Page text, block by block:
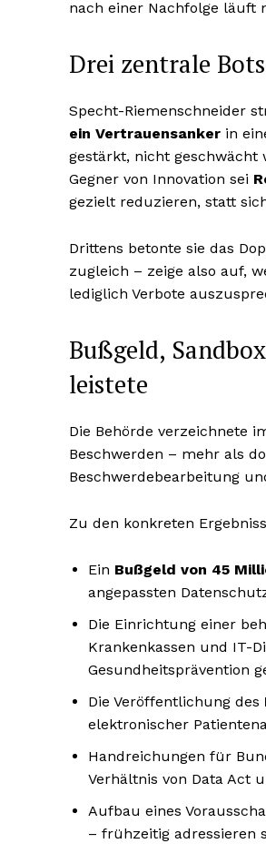
nach einer Nachfolge läuft
Drei zentrale
Specht-Riemenschneider
ein Vertrauensanker in
gestärkt, nicht geschwächt
Gegner von Innovation sei
gezielt reduzieren, statt
Drittens betonte sie das
zugleich – zeige also auf,
lediglich Verbote
Bußgeld,
leistete
Die Behörde verzeichnete
Beschwerden – mehr als
Beschwerdebearbeitung
Zu den konkreten
Ein Bußgeld von 45
angepassten
Die Einrichtung einer
Krankenkassen und IT-
Gesundheitsprävention
Die Veröffentlichung des
elektronischer
Handreichungen für
Verhältnis von Data Act
Aufbau eines
– frühzeitig adressieren